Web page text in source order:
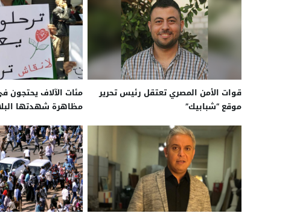
قوات الأمن المصري تعتقل رئيس تحرير
موقع “شبابيك”
مئات الآلاف يحتجون
مظاهرة شهدتها